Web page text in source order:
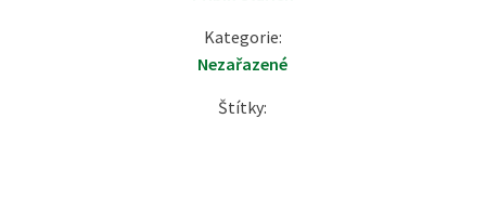
Kategorie:
Nezařazené
Štítky: